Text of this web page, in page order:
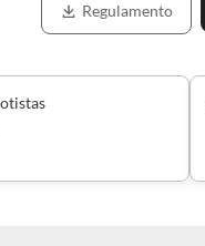
Regulamento